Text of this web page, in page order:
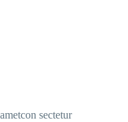
sectetur